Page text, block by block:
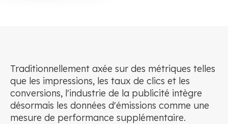
Traditionnellement axée sur des métriques telles
que les impressions, les taux de clics et les
conversions, l'industrie de la publicité intègre
désormais les données d'émissions comme une
mesure de performance supplémentaire.